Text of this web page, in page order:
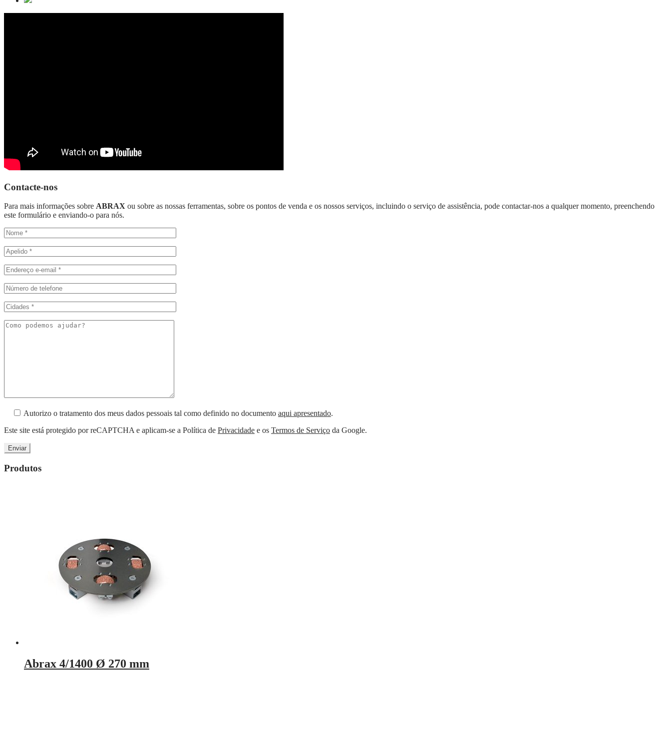
Contacte-nos
Para mais informações sobre ABRAX ou sobre as nossas ferramentas, sobre os pontos de venda e os nossos serviços, incluindo o serviço de assistência, pode contactar-nos a qualquer momento, preenchendo
este formulário e enviando-o para nós.
Autorizo o tratamento dos meus dados pessoais tal como definido no documento aqui apresentado.
Este site está protegido por reCAPTCHA e aplicam-se a Política de Privacidade e os Termos de Serviço da Google.
Produtos
Abrax 4/1400 Ø 270 mm